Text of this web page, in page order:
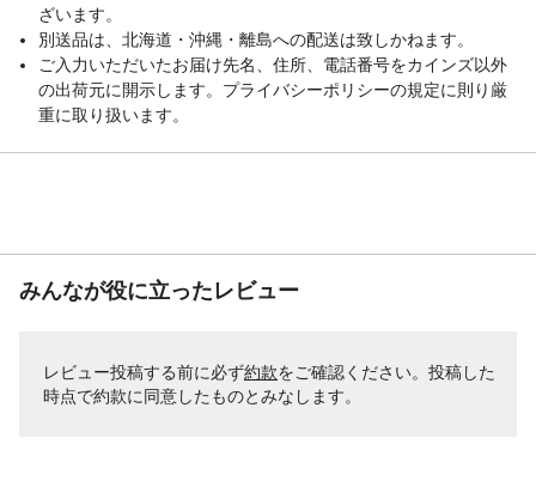
ざいます。
別送品は、北海道・沖縄・離島への配送は致しかねます。
ご入力いただいたお届け先名、住所、電話番号をカインズ以外
の出荷元に開示します。プライバシーポリシーの規定に則り厳
重に取り扱います。
みんなが役に立ったレビュー
レビュー投稿する前に必ず約款をご確認ください。投稿した
時点で約款に同意したものとみなします。